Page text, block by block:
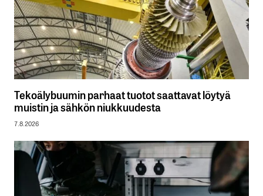
Tekoälybuumin parhaat tuotot saattavat löytyä
muistin ja sähkön niukkuudesta
7.8.2026